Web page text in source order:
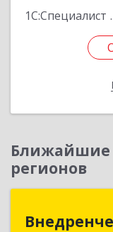
1С:Специалист
Ближайшие
регионов